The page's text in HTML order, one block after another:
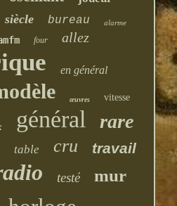
siècle bureau alarme
four allez
en général
œuvres vitesse
général rare
table cru travail
testé mur